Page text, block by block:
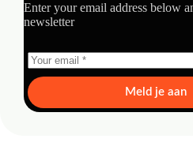
Enter your email address below
newsletter
Meld je aan